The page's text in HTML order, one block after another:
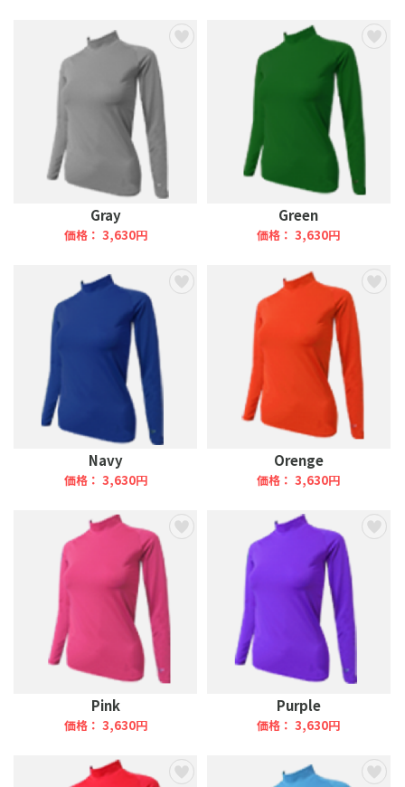
Gray
価格： 3,630円
Green
価格： 3,630円
Navy
価格： 3,630円
Orenge
価格： 3,630円
Pink
価格： 3,630円
Purple
価格： 3,630円